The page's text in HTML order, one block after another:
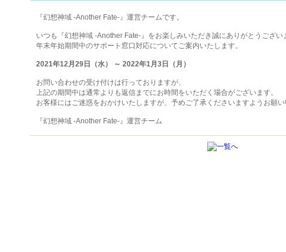
『幻想神域 -Another Fate-』運営チームです。
いつも『幻想神域 -Another Fate-』をお楽しみいただき誠にありがとうござい
年末年始期間中のサポート窓口対応についてご案内いたします。
2021年12月29日（水） ～ 2022年1月3日（月）
お問い合わせの受け付けは行っておりますが、
上記の期間中は通常よりも返信までにお時間をいただく場合がございます。
お客様にはご迷惑をおかけいたしますが、予めご了承くださいますようお願い
『幻想神域 -Another Fate-』運営チーム